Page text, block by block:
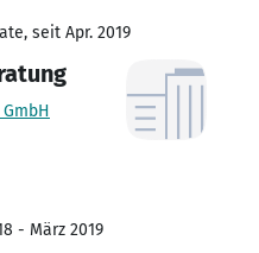
seit Apr. 2019
- März 2019